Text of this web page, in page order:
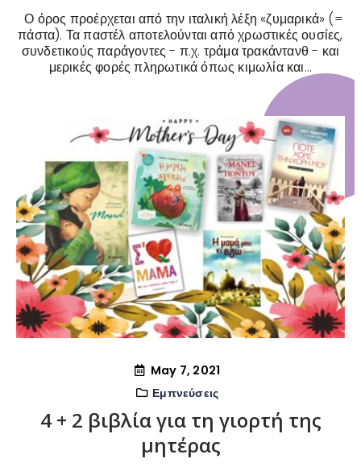
Ο όρος προέρχεται από την ιταλική λέξη «ζυμαρικά» (=
πάστα). Τα παστέλ αποτελούνται από χρωστικές ουσίες,
συνδετικούς παράγοντες - π.χ. τράμα τρακάντανθ - και
μερικές φορές πληρωτικά όπως κιμωλία και...
May 7, 2021
Εμπνεύσεις
4 + 2 βιβλία για τη γιορτή της
μητέρας